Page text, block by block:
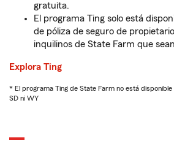
gratuita.
El programa Ting solo está
de póliza de seguro de
inquilinos de State Farm que
Explora Ting
* El programa Ting de State Farm no está disponible
SD ni WY